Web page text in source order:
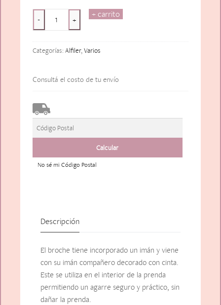
cantidad
- +
+ carrito
Categorías: Alfiler,Varios
Consultá el costo de tu envío
No sé mi Código Postal
Descripción
El broche tiene incorporado un imán y viene
con su imán compañero decorado con cinta.
Este se utiliza en el interior de la prenda
permitiendo un agarre seguro y práctico, sin
dañar la prenda.